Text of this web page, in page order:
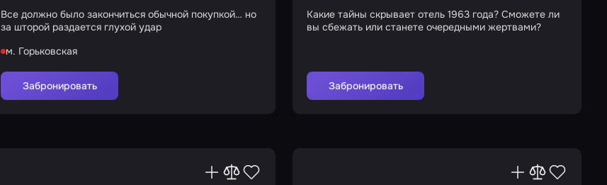
Все должно было закончиться обычной покупкой… но
за шторой раздается глухой удар
м. Горьковская
Забронировать
Какие тайны скрывает отель 1963 года? Сможете ли
вы сбежать или станете очередными жертвами?
Забронировать